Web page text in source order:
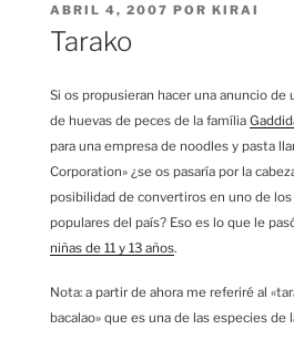
PUBLICADO
EL
ABRIL 4, 2007 POR KIRAI
Tarako
Si os propusieran hacer una anuncio de
de huevas de peces de la família
para una empresa de noodles y pasta
Corporation» ¿se os pasaría por la
posibilidad de convertiros en uno de
populares del país? Eso es lo que le
niñas de 11 y 13 años.
Nota: a partir de ahora me referiré al
bacalao» que es una de las especies de